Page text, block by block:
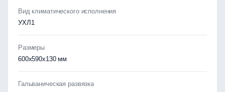
Вид климатического исполнения
УХЛ1
Размеры
600х590х130 мм
Гальваническая развязка